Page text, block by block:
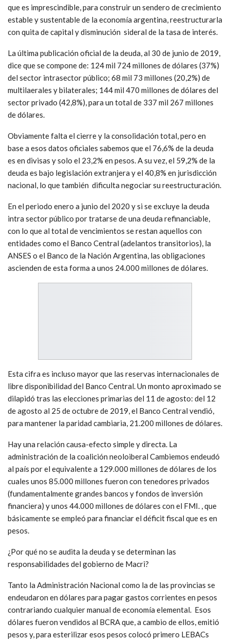
que es imprescindible, para construir un sendero de crecimiento
estable y sustentable de la economía argentina, reestructurarla
con quita de capital y disminución sideral de la tasa de interés.
La última publicación oficial de la deuda, al 30 de junio de 2019,
dice que se compone de: 124 mil 724 millones de dólares (37%)
del sector intrasector público; 68 mil 73 millones (20,2%) de
multilaerales y bilaterales; 144 mil 470 millones de dólares del
sector privado (42,8%), para un total de 337 mil 267 millones
de dólares.
Obviamente falta el cierre y la consolidación total, pero en
base a esos datos oficiales sabemos que el 76,6% de la deuda
es en divisas y solo el 23,2% en pesos. A su vez, el 59,2% de la
deuda es bajo legislación extranjera y el 40,8% en jurisdicción
nacional, lo que también dificulta negociar su reestructuración.
En el periodo enero a junio del 2020 y si se excluye la deuda
intra sector público por tratarse de una deuda refinanciable,
con lo que al total de vencimientos se restan aquellos con
entidades como el Banco Central (adelantos transitorios), la
ANSES o el Banco de la Nación Argentina, las obligaciones
ascienden de esta forma a unos 24.000 millones de dólares.
Esta cifra es incluso mayor que las reservas internacionales de
libre disponibilidad del Banco Central. Un monto aproximado se
dilapidó tras las elecciones primarias del 11 de agosto: del 12
de agosto al 25 de octubre de 2019, el Banco Central vendió,
para mantener la paridad cambiaria, 21.200 millones de dólares.
Hay una relación causa-efecto simple y directa. La
administración de la coalición neoloiberal Cambiemos endeudó
al país por el equivalente a 129.000 millones de dólares de los
cuales unos 85.000 millones fueron con tenedores privados
(fundamentalmente grandes bancos y fondos de inversión
financiera) y unos 44.000 millones de dólares con el FMI. , que
básicamente se empleó para financiar el déficit fiscal que es en
pesos.
¿Por qué no se audita la deuda y se determinan las
responsabilidades del gobierno de Macri?
Tanto la Administración Nacional como la de las provincias se
endeudaron en dólares para pagar gastos corrientes en pesos
contrariando cualquier manual de economía elemental. Esos
dólares fueron vendidos al BCRA que, a cambio de ellos, emitió
pesos y, para esterilizar esos pesos colocó primero LEBACs